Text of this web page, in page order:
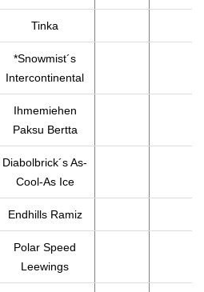
Tinka
*Snowmist´s
Intercontinental
Ihmemiehen
Paksu Bertta
Diabolbrick´s As-
Cool-As Ice
Endhills Ramiz
Polar Speed
Leewings